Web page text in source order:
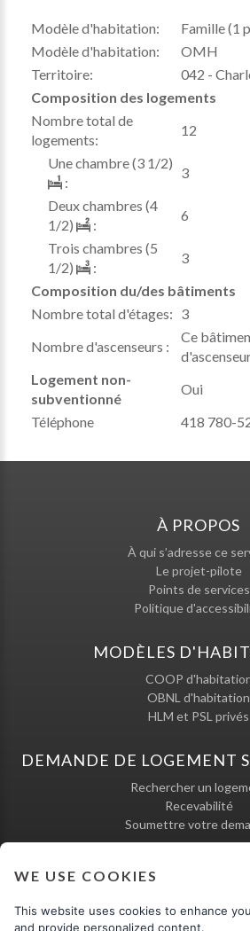
WE USE COOKIES
This website uses cookies to enhance
and provide personalized content.
Modèle d'habitation:
Famille (1
Modèle d'habitation:
OMH
Territoire:
042 -
Composition des logements
Nombre total de
logements:
12
Une chambre (3 1/2)
:
3
Deux chambres (4
1/2)
:
6
Trois chambres (5
1/2)
:
3
Composition du/des bâtiments
Nombre total d'étages: 3
Nombre d'ascenseurs :
Ce
Logement non-
subventionné
Oui
Téléphone
418 780-
À PROPOS
À qui s’adresse ce
Le projet-pilote
Points de services
Politique
MODÈLES
COOP
OBNL d'habitation
HLM et PSL privés
DEMANDE DE LOGEMENT
Rechercher un
Recevabilité
Soumettre votre